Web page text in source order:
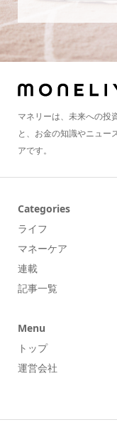
マネリーは、未来への投
と、お金の知識やニュー
アです。
Categories
ライフ
マネーケア
連載
記事一覧
Menu
トップ
運営会社